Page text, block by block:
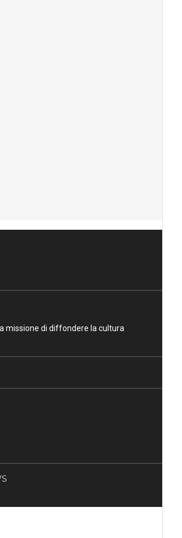
missione di diffondere la cultura